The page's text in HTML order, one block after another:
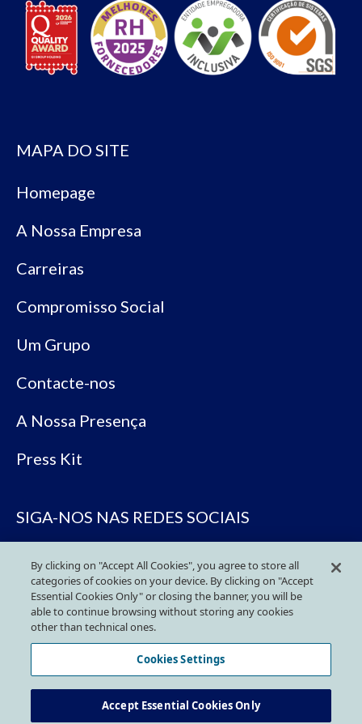
MAPA DO SITE
Homepage
A Nossa Empresa
Carreiras
Compromisso Social
Um Grupo
Contacte-nos
A Nossa Presença
Press Kit
SIGA-NOS NAS REDES SOCIAIS
Política de Privacidade
Política de Cookies
By clicking on "Accept All Cookies", you agree to store all
categories of cookies on your device. By clicking on "Accept
Essential Cookies Only" or closing the banner, you will be
able to continue browsing without storing any cookies
other than technical ones.
Cookies Settings
Accept Essential Cookies Only